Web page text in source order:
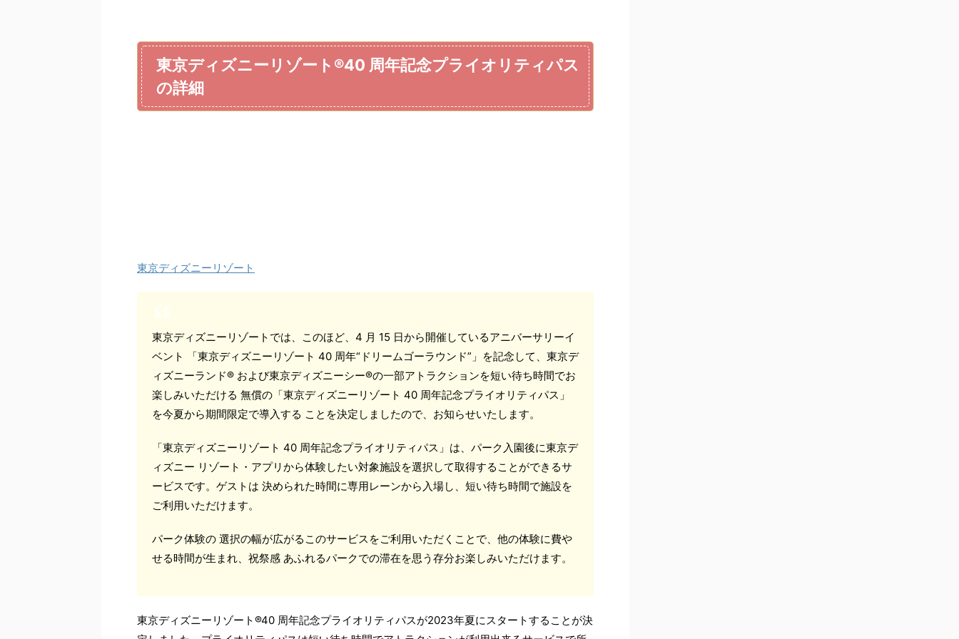
東京ディズニーリゾート®40 周年記念プライオリティパス
の詳細
東京ディズニーリゾート
東京ディズニーリゾートでは、このほど、4 月 15 日から開催しているアニバーサリーイ
ベント 「東京ディズニーリゾート 40 周年“ドリームゴーラウンド”」を記念して、東京デ
ィズニーランド® および東京ディズニーシー®の一部アトラクションを短い待ち時間でお
楽しみいただける 無償の「東京ディズニーリゾート 40 周年記念プライオリティパス」
を今夏から期間限定で導入する ことを決定しましたので、お知らせいたします。
「東京ディズニーリゾート 40 周年記念プライオリティパス」は、パーク入園後に東京デ
ィズニー リゾート・アプリから体験したい対象施設を選択して取得することができるサ
ービスです。ゲストは 決められた時間に専用レーンから入場し、短い待ち時間で施設を
ご利用いただけます。
パーク体験の 選択の幅が広がるこのサービスをご利用いただくことで、他の体験に費や
せる時間が生まれ、祝祭感 あふれるパークでの滞在を思う存分お楽しみいただけます。
東京ディズニーリゾート®40 周年記念プライオリティパスが2023年夏にスタートすることが決